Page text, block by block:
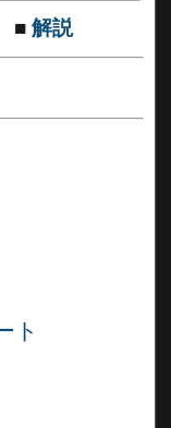
■ 解説
ト